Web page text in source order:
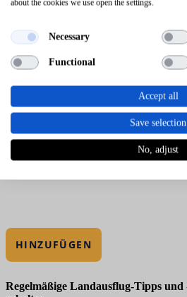
HINZUFÜGEN
Regelmäßige Landausflug-Tipps
about the cookies we use open the settings.
Necessary
Functional
Accept all
Save selection
No, adjust